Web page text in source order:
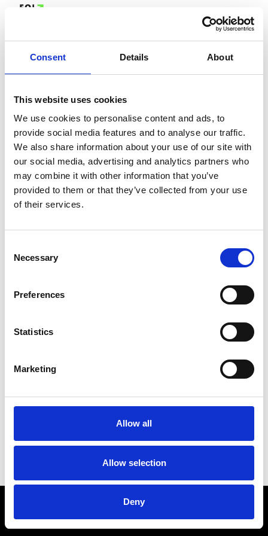
Consent Details About
This website uses cookies
We use cookies to personalise content and ads, to
provide social media features and to analyse our traffic.
We also share information about your use of our site with
our social media, advertising and analytics partners who
may combine it with other information that you’ve
provided to them or that they’ve collected from your use
of their services.
Selection
Necessary
Preferences
Statistics
Marketing
Allow all
Allow selection
Deny
Fout 404
We konden de pagina waar je
ons dan een bericht op
populaire
TERMS & CONDITIONSFAQ